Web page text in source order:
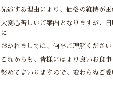
先述する理由により、価格の維持が困
大変心苦しいご案内となりますが、
に
おかれましては、何卒ご理解くださ
これからも、皆様にはより良いお食
努めてまいりますので、変わらぬご愛